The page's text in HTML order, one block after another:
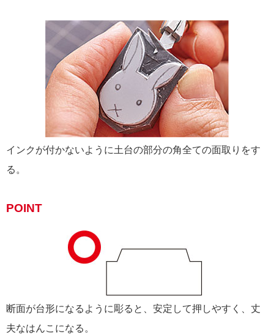
インクが付かないように土台の部分の角全ての面取りをす
る。
POINT
断面が台形になるように彫ると、安定して押しやすく、丈
夫なはんこになる。